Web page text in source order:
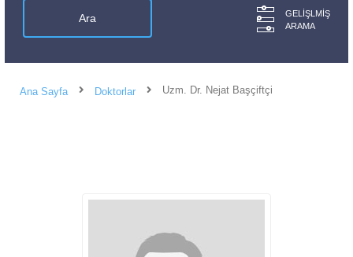
GELIŞLMIŞ
ARAMA
Ana Sayfa Doktorlar Uzm. Dr. Nejat Başçiftçi